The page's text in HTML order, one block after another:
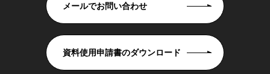
メールでお問い合わせ
資料使用申請書のダウンロード